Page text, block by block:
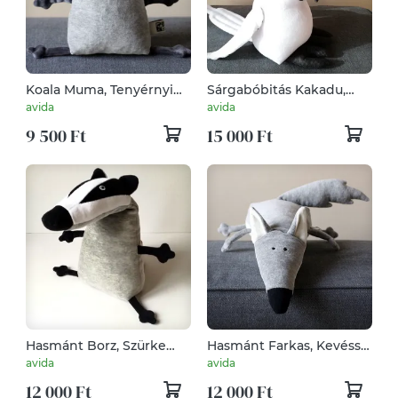
Koala Muma, Tenyérnyi
Puha Plüss Jószág
avida
9 500 Ft
Sárgabóbitás Kakadu,
Vicces Plüss
papagájféle
avida
15 000 Ft
Hasmánt Borz, Szürke
Csíkos Erdei Jószág
avida
12 000 Ft
Hasmánt Farkas, Kevéssé
Vérszomjas Szürke
avida
12 000 Ft